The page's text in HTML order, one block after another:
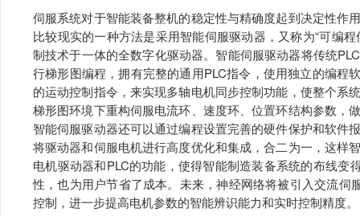
伺服系统对于智能装备整机的稳定性与精确度起到决定性作
比较现实的一种方法是采用智能伺服驱动器，又称为“可编
制技术于一体的全数字化驱动器。智能伺服驱动器将传统
行梯形图编程，拥有完整的通用PLC指令，使用独立的编程
的运动控制指令，来实现多轴电机同步控制功能，使整个系
梯形图环境下重构伺服电流环、速度环、位置环结构参数，
智能伺服驱动器还可以通过编程设置完善的硬件保护和软件
将驱动器和伺服电机进行高度优化和集成，合二为一，这样
电机驱动器和PLC的功能，使得智能制造装备系统的布线变
性，也为用户节省了成本。未来，神经网络将被引入交流
控制，进一步提高电机参数的智能辨识能力和实时控制精度。